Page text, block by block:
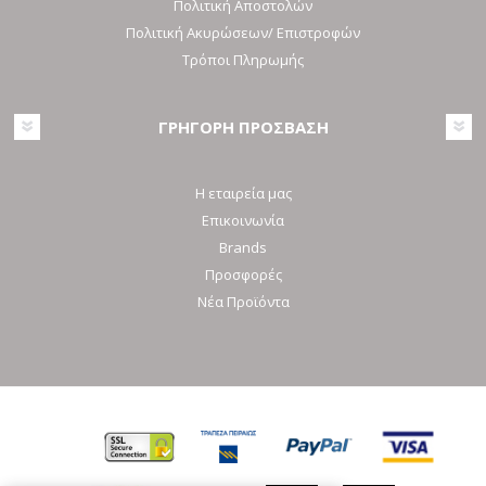
Πολιτική Αποστολών
Πολιτική Ακυρώσεων/ Επιστροφών
Τρόποι Πληρωμής
ΓΡΗΓΟΡΗ ΠΡΟΣΒΑΣΗ
Η εταιρεία μας
Επικοινωνία
Brands
Προσφορές
Νέα Προϊόντα